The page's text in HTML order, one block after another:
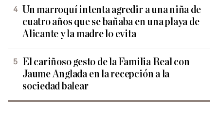
Un marroquí intenta agredir a una niña de
cuatro años que se bañaba en una playa de
Alicante y la madre lo evita
El cariñoso gesto de la Familia Real con
Jaume Anglada en la recepción a la
sociedad balear